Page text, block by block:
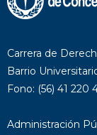
Carrera de
Barrio
Fono: (56) 41 220
Administración